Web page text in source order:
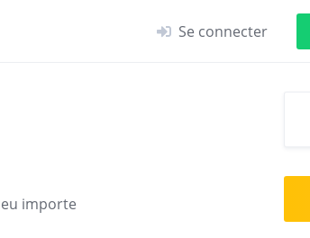
Se connecter
importe